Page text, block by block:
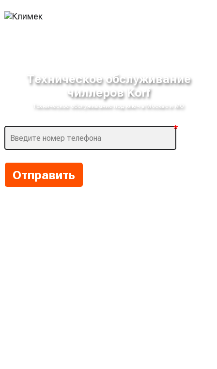
Техническое обслуживание
чиллеров Korf
Техническое обслуживание под ключ в Москве и МО